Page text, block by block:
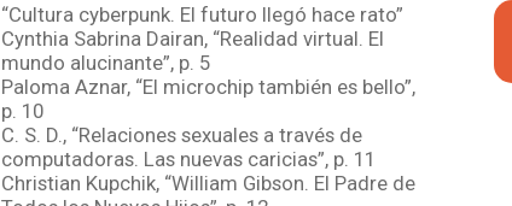
“Cultura cyberpunk. El futuro llegó hace rato”
Cynthia Sabrina Dairan, “Realidad virtual. El
mundo alucinante”, p. 5
Paloma Aznar, “El microchip también es bello”,
p. 10
C. S. D., “Relaciones sexuales a través de
computadoras. Las nuevas caricias”, p. 11
Christian Kupchik, “William Gibson. El Padre de